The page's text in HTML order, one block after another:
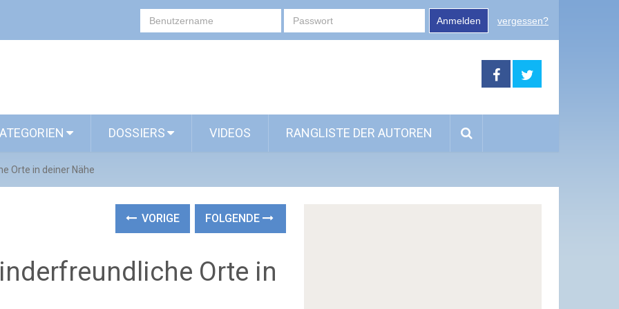
Anmelden vergessen?
DOSSIERS VIDEOS RANGLISTE DER AUTOREN
Orte in deiner Nähe
VORIGE FOLGENDE
Orte in